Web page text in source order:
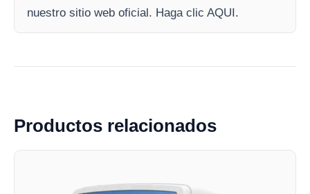
nuestro sitio web oficial. Haga clic AQUI.
Productos relacionados